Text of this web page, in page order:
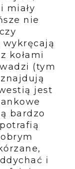
miały
nie
kołami
(tym
jest
bardzo
i